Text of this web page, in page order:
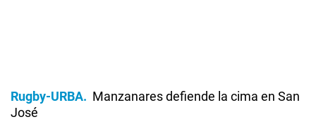
Rugby-URBA
Manzanares defiende la cima en San
José